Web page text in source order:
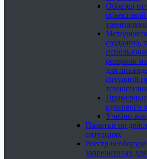
Образец
тренировки
созданию,
резервов
для
ситуаций
курсового
Учебно-
Памятки по
ситуациях
Реестр
запрещенных